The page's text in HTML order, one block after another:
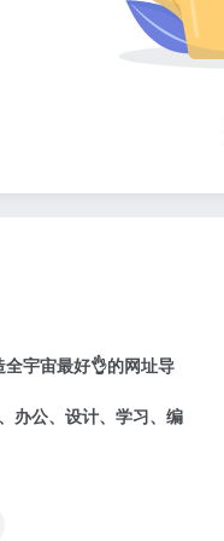
宇宙最好👌的网址导
办公、设计、学习、编